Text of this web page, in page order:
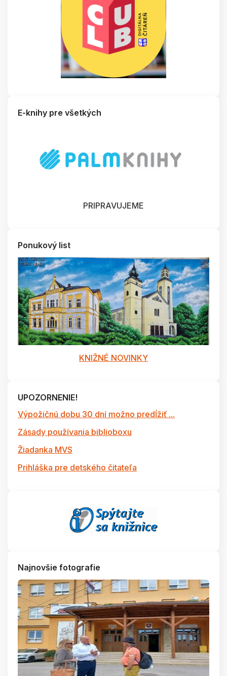
E-knihy pre všetkých
PRIPRAVUJEME
Ponukový list
KNIŽNÉ NOVINKY
UPOZORNENIE!
Výpožičnú dobu 30 dní možno predĺžiť ...
Zásady používania biblioboxu
Žiadanka MVS
Prihláška pre detského čitateľa
Najnovšie fotografie